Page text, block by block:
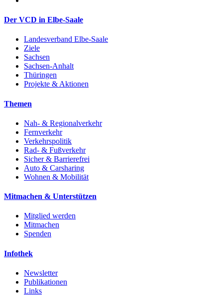
Der VCD in Elbe-Saale
Landesverband Elbe-Saale
Ziele
Sachsen
Sachsen-Anhalt
Thüringen
Projekte & Aktionen
Themen
Nah- & Regionalverkehr
Fernverkehr
Verkehrspolitik
Rad- & Fußverkehr
Sicher & Barrierefrei
Auto & Carsharing
Wohnen & Mobilität
Mitmachen & Unterstützen
Mitglied werden
Mitmachen
Spenden
Infothek
Newsletter
Publikationen
Links